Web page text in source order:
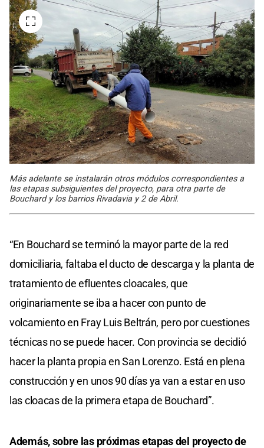
Más adelante se instalarán otros módulos correspondientes a
las etapas subsiguientes del proyecto, para otra parte de
Bouchard y los barrios Rivadavia y 2 de Abril.
“En Bouchard se terminó la mayor parte de la red
domiciliaria, faltaba el ducto de descarga y la planta de
tratamiento de efluentes cloacales, que
originariamente se iba a hacer con punto de
volcamiento en Fray Luis Beltrán, pero por cuestiones
técnicas no se puede hacer. Con provincia se decidió
hacer la planta propia en San Lorenzo. Está en plena
construcción y en unos 90 días ya van a estar en uso
las cloacas de la primera etapa de Bouchard”.
Además, sobre las próximas etapas del proyecto de